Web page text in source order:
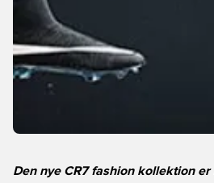
Den nye CR7 fashion kollektion er